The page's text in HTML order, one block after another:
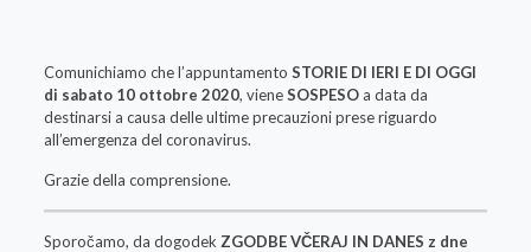
Comunichiamo che l’appuntamento STORIE DI IERI E DI OGGI
di sabato 10 ottobre 2020, vieneSOSPESOa data da
destinarsi a causa delle ultime precauzioni prese riguardo
all’emergenza del coronavirus.
Grazie della comprensione.
Sporočamo, da dogodek ZGODBE VČERAJ IN DANES z dne